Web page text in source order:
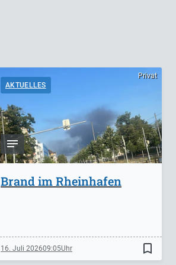
Privat
AKTUELLES
Brand im Rheinhafen
16. Juli 202609:05 bookmark_border